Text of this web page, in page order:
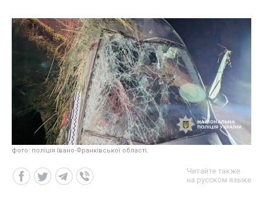
фото: поліція Івано-Франківської області.
Читайте также
на русском языке